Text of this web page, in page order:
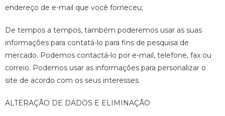
endereço de e-mail que você forneceu;
De tempos a tempos, também poderemos usar as suas
informações para contatá-lo para fins de pesquisa de
mercado. Podemos contactá-lo por e-mail, telefone, fax ou
correio. Podemos usar as informações para personalizar o
site de acordo com os seus interesses.
ALTERAÇÃO DE DADOS E ELIMINAÇÃO